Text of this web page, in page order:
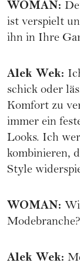
WOMAN:
ist verspielt
ihn in Ihre
Alek Wek:
schick oder
Komfort zu
immer ein
Looks. Ich
kombinieren,
Style
WOMAN:
Modebranche?
Alek Wek: